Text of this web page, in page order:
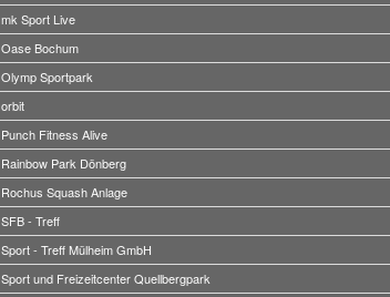
mk Sport Live
Oase Bochum
Olymp Sportpark
orbit
Punch Fitness Alive
Rainbow Park Dönberg
Rochus Squash Anlage
SFB - Treff
Sport - Treff Mülheim GmbH
Sport und Freizeitcenter Quellbergpark